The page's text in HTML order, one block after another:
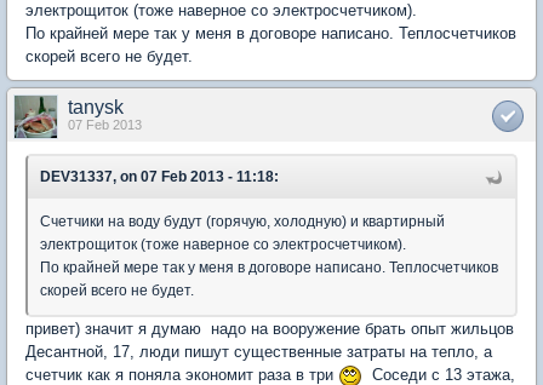
электрощиток (тоже наверное со электросчетчиком).
По крайней мере так у меня в договоре написано. Теплосчетчиков
скорей всего не будет.
tanysk
07 Feb 2013
DEV31337, on 07 Feb 2013 - 11:18:
Счетчики на воду будут (горячую, холодную) и квартирный
электрощиток (тоже наверное со электросчетчиком).
По крайней мере так у меня в договоре написано. Теплосчетчиков
скорей всего не будет.
привет) значит я думаю надо на вооружение брать опыт жильцов
Десантной, 17, люди пишут существенные затраты на тепло, а
счетчик как я поняла экономит раза в три
Соседи с 13 этажа,